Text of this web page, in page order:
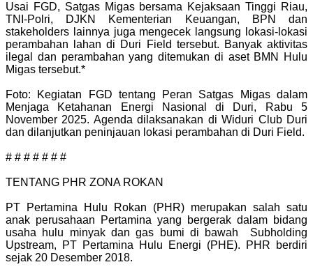
Usai FGD, Satgas Migas bersama Kejaksaan Tinggi Riau,
TNI-Polri, DJKN Kementerian Keuangan, BPN dan
stakeholders lainnya juga mengecek langsung lokasi-lokasi
perambahan lahan di Duri Field tersebut. Banyak aktivitas
ilegal dan perambahan yang ditemukan di aset BMN Hulu
Migas tersebut.*
Foto: Kegiatan FGD tentang Peran Satgas Migas dalam
Menjaga Ketahanan Energi Nasional di Duri, Rabu 5
November 2025. Agenda dilaksanakan di Widuri Club Duri
dan dilanjutkan peninjauan lokasi perambahan di Duri Field.
# # # # # # #
TENTANG PHR ZONA ROKAN
PT Pertamina Hulu Rokan (PHR) merupakan salah satu
anak perusahaan Pertamina yang bergerak dalam bidang
usaha hulu minyak dan gas bumi di bawah Subholding
Upstream, PT Pertamina Hulu Energi (PHE). PHR berdiri
sejak 20 Desember 2018.